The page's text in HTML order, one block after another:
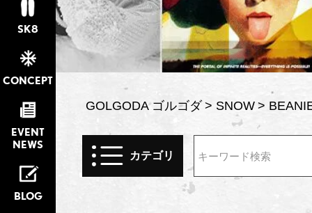
SK8
CONCEPT
EVENT
NEWS
BLOG
GOLGODA ゴルゴダ SNOW
カテゴリ